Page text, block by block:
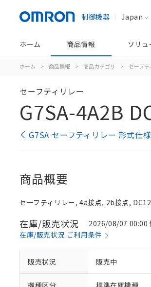
制御機器 Japan
ホーム 商品情報 ソリ
ホーム > 商品情報 > 商品カテゴリ > セーフテ
セーフティリレー
G7SA-4A2B
G7SA セーフティリレー 形式仕
商品概要
セーフティリレー, 4a接点, 2b接点,
在庫/販売状況
2026/08/07 00:00
在庫/販売状況 ご利用条件
販売状況 販売中
機種区分 標準在庫機種